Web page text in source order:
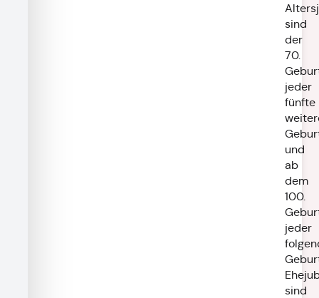
sind
der
70.
jeder
fünfte
und
ab
dem
100.
jeder
sind